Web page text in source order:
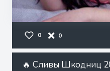
0 0
🔥 Сливы Шкодниц